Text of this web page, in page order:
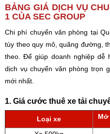
BẢNG GIÁ DỊCH VỤ
1 CỦA SEC GROUP
Chi phí chuyển văn phòng tại
tùy theo quy mô, quãng đường,
theo. Để giúp doanh nghiệp dễ
dịch vụ chuyển văn phòng trọn
mới nhất.
1. Giá cước thuê xe tải
Loại xe Mở